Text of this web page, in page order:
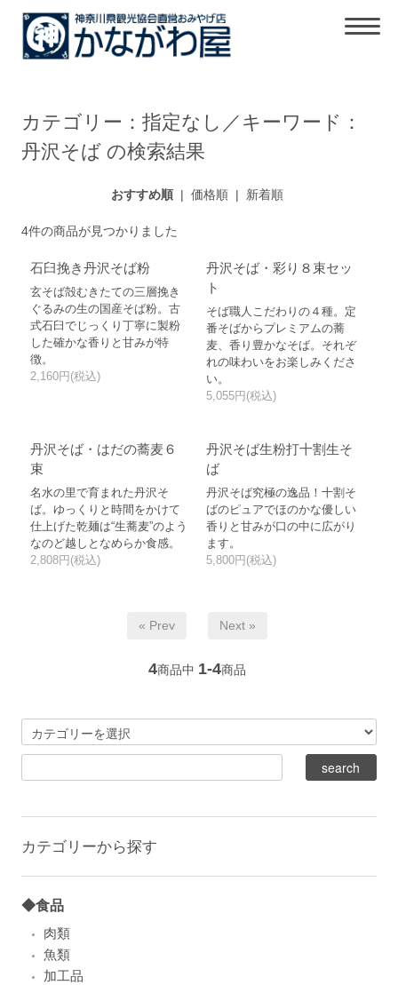
カテゴリー：指定なし／キーワード：
丹沢そば の検索結果
おすすめ順| 価格順| 新着順
4件の商品が見つかりました
石臼挽き丹沢そば粉
玄そば殻むきたての三層挽き
ぐるみの生の国産そば粉。古
式石臼でじっくり丁寧に製粉
した確かな香りと甘みが特
徴。
2,160円(税込)
丹沢そば・彩り８束セッ
ト
そば職人こだわりの４種。定
番そばからプレミアムの蕎
麦、香り豊かなそば。それぞ
れの味わいをお楽しみくださ
い。
5,055円(税込)
丹沢そば・はだの蕎麦６
束
名水の里で育まれた丹沢そ
ば。ゆっくりと時間をかけて
仕上げた乾麺は“生蕎麦”のよう
なのど越しとなめらか食感。
2,808円(税込)
丹沢そば生粉打十割生そ
ば
丹沢そば究極の逸品！十割そ
ばのピュアでほのかな優しい
香りと甘みが口の中に広がり
ます。
5,800円(税込)
« Prev Next »
4商品中 1-4商品
カテゴリーから探す
◆食品
肉類
魚類
加工品